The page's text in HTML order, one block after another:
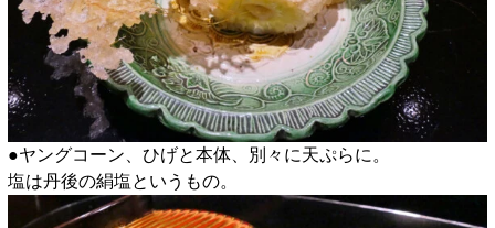
●ヤングコーン、ひげと本体、別々に天ぷらに。
塩は丹後の絹塩というもの。